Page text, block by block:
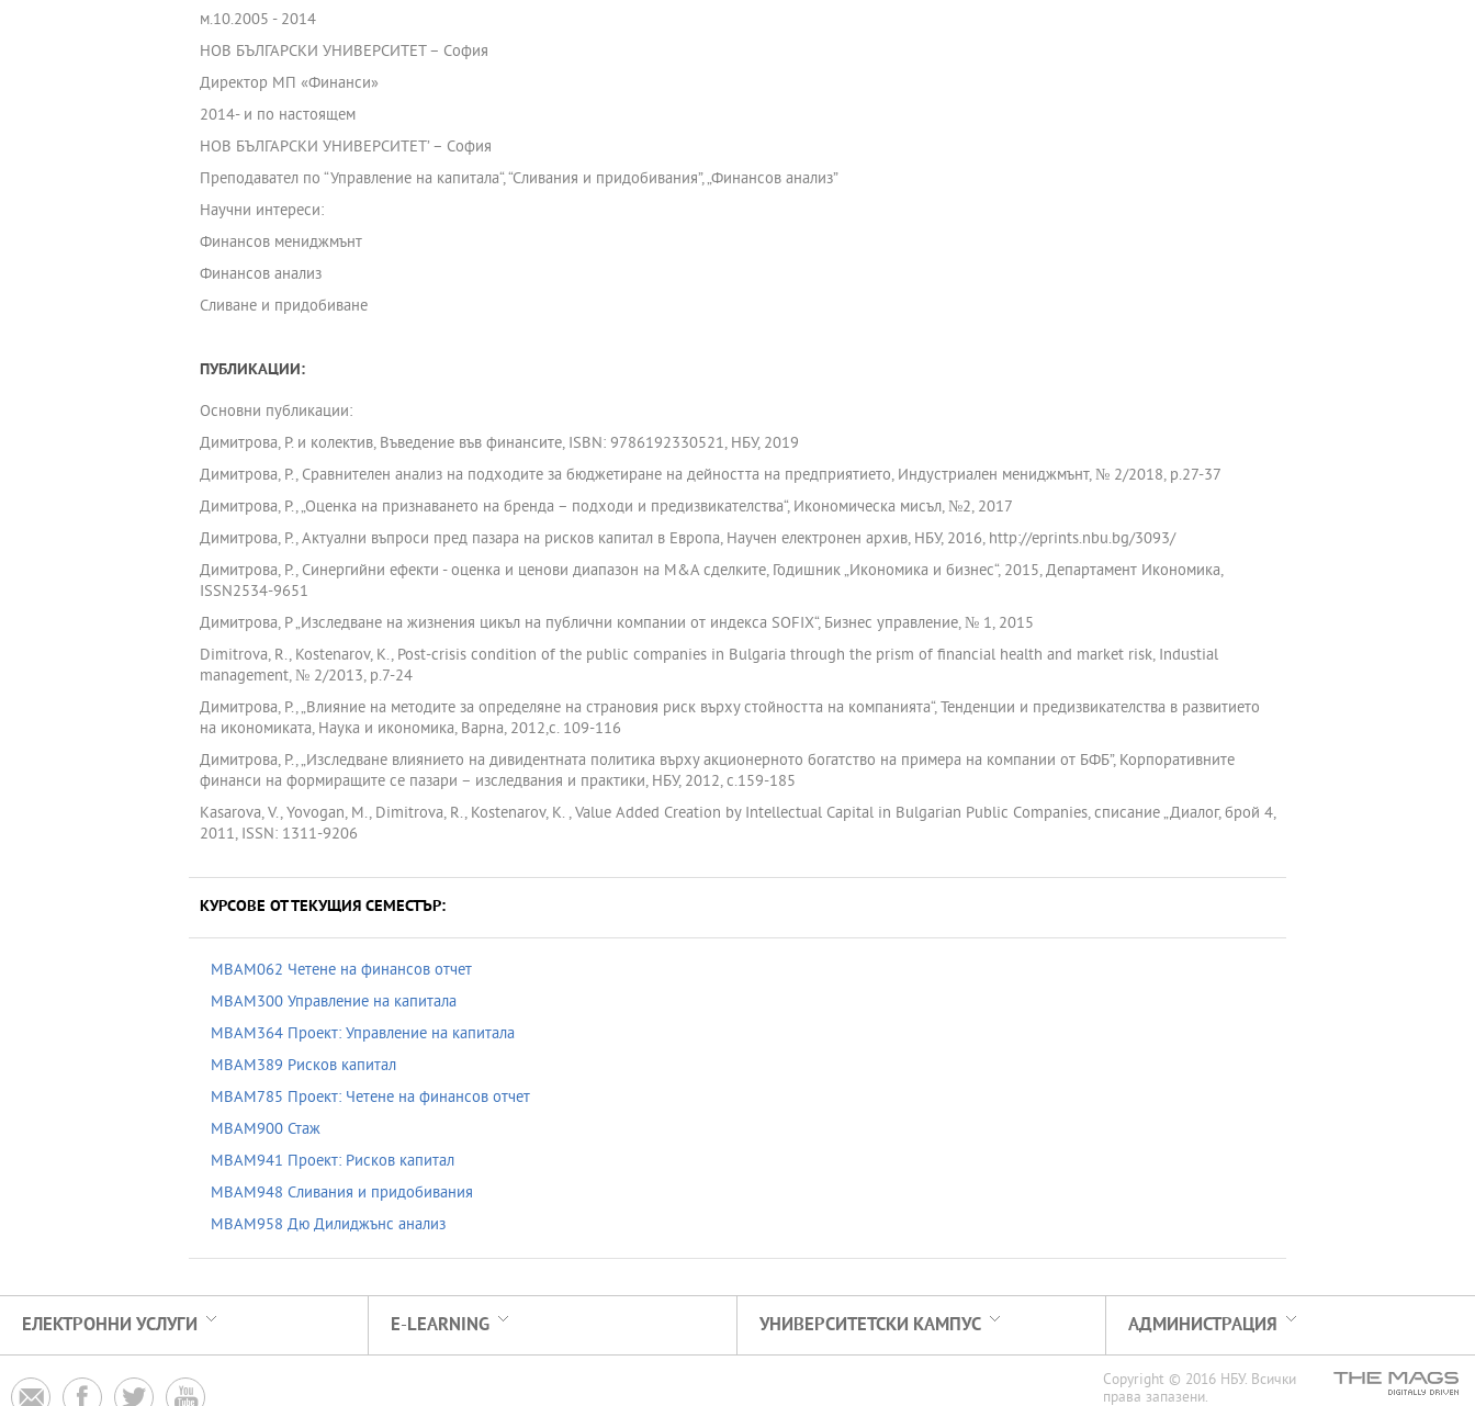
м.10.2005 - 2014
НОВ БЪЛГАРСКИ УНИВЕРСИТЕТ – София
Директор МП «Финанси»
2014- и по настоящем
НОВ БЪЛГАРСКИ УНИВЕРСИТЕТ’ – София
Преподавател по “Управлeние на капитала“, “Сливания и придобивания”, „Финансов анализ”
Научни интереси:
Финансов мениджмънт
Финансов анализ
Сливане и придобиване
ПУБЛИКАЦИИ:
Основни публикации:
Димитрова, Р. и колектив, Въведение във финансите, ISBN: 9786192330521, НБУ, 2019
Димитрова, Р., Сравнителен анализ на подходите за бюджетиране на дейността на предприятието, Индустриален мениджмънт, № 2/2018, р.27-37
Димитрова, Р., „Оценка на признаването на бренда – подходи и предизвикателства“, Икономическа мисъл, №2, 2017
Димитрова, Р., Актуални въпроси пред пазара на рисков капитал в Европа, Научен електронен архив, НБУ, 2016, http://eprints.nbu.bg/3093/
Димитрова, Р., Синергийни ефекти - оценка и ценови диапазон на M&A сделките, Годишник „Икономика и бизнес“, 2015, Департамент Икономика,
ISSN2534-9651
Димитрова, Р „Изследване на жизнения цикъл на публични компании от индекса SOFIX“, Бизнес управление, № 1, 2015
Dimitrova, R., Kostenarov, K., Post-crisis condition of the public companies in Bulgaria through the prism of financial health and market risk, Industial
management, № 2/2013, р.7-24
Димитрова, Р., „Влияние на методите за определяне на страновия риск върху стойността на компанията“, Тенденции и предизвикателства в развитието
на икономиката, Наука и икономика, Варна, 2012,с. 109-116
Димитрова, Р., „Изследване влиянието на дивидентната политика върху акционерното богатство на примера на компании от БФБ”, Корпоративните
финанси на формиращите се пазари – изследвания и практики, НБУ, 2012, с.159-185
Kasarova, V., Yovogan, M., Dimitrova, R., Kostenarov, K. , Value Added Creation by Intellectual Capital in Bulgarian Public Companies, списание „Диалог, брой 4,
2011, ISSN: 1311-9206
КУРСОВЕ ОТ ТЕКУЩИЯ СЕМЕСТЪР:
MBAM062 Четене на финансов отчет
MBAM300 Управление на капитала
MBAM364 Проект: Управление на капитала
MBAM389 Рисков капитал
MBAM785 Проект: Четене на финансов отчет
MBAM900 Стаж
MBAM941 Проект: Рисков капитал
MBAM948 Сливания и придобивания
MBAM958 Дю Дилиджънс анализ
ЕЛЕКТРОННИ УСЛУГИ E-LEARNING УНИВЕРСИТЕТСКИ КАМПУС АДМИНИСТРАЦИЯ
   
Copyright © 2016 НБУ. Всички
права запазени.